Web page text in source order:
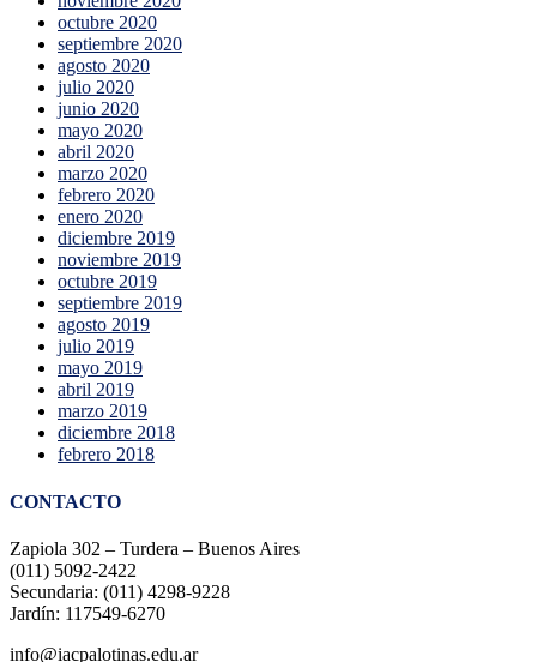
octubre 2020
septiembre 2020
agosto 2020
julio 2020
junio 2020
mayo 2020
abril 2020
marzo 2020
febrero 2020
enero 2020
diciembre 2019
noviembre 2019
octubre 2019
septiembre 2019
agosto 2019
julio 2019
mayo 2019
abril 2019
marzo 2019
diciembre 2018
febrero 2018
CONTACTO
Zapiola 302 – Turdera – Buenos Aires
(011) 5092-2422
Secundaria: (011) 4298-9228
Jardín: 117549-6270
info@iacpalotinas.edu.ar